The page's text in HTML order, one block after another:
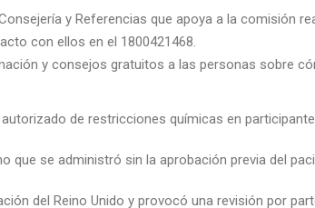
y Referencias que apoya a la comisión
con ellos en el 1800421468.
y consejos gratuitos a las personas sobre
de restricciones químicas en
que se administró sin la aprobación previa del
del Reino Unido y provocó una revisión por